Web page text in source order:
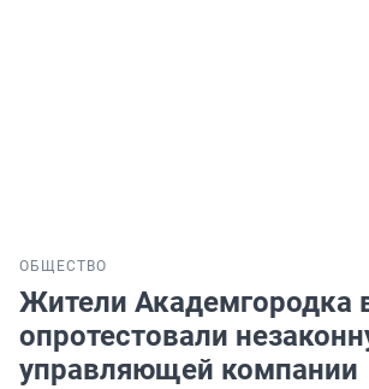
ОБЩЕСТВО
Жители Академгородка
опротестовали
управляющей компании